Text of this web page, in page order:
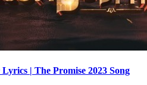
| The Promise 2023 Song